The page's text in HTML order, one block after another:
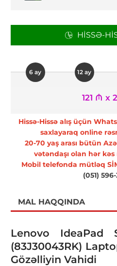
HISSƏ-
6 ay 12 ay
121 ₼ x
Hissə-Hissə alış üçün
saxlayaraq online
20-70 yaş arası bütün
vətəndaşı olan hər
Mobil telefonda mütləq
(051)
MAL HAQQINDA
Lenovo IdeaPad
(83J30043RK)
Gözəlliyin Vahidi